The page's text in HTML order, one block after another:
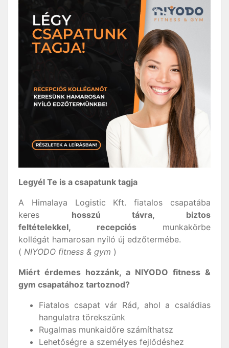
Legyél Te is a csapatunk tagja
A Himalaya Logistic Kft. fiatalos csapatába
keres hosszú távra, biztos
feltételekkel, recepciós munkakörbe
kollégát hamarosan nyíló új edzőtermébe.
( NIYODO fitness & gym )
Miért érdemes hozzánk, a NIYODO fitness &
gym csapatához tartoznod?
Fiatalos csapat vár Rád, ahol a családias
hangulatra törekszünk
Rugalmas munkaidőre számíthatsz
Lehetőségre a személyes fejlődéshez